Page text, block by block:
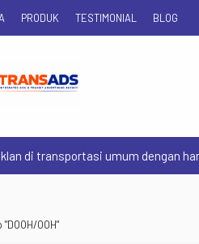
PRODUK TESTIMONIAL BLOG
umum dengan harga
OOH"